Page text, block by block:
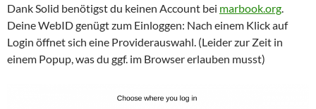
Dank Solid benötigst du keinen Account bei marbook.org
Deine WebID genügt zum Einloggen: Nach einem Klick auf
Login öffnet sich eine Providerauswahl. (Leider zur Zeit in
einem Popup, was du ggf. im Browser erlauben musst)